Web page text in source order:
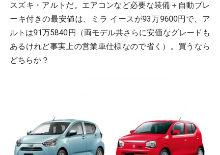
スズキ・アルトだ。エアコンなど必要な装備＋自動ブレ
ーキ付きの最安値は、ミラ イースが93万9600円で、ア
ルトは91万5840円（両モデル共さらに安価なグレードも
あるけれど事実上の営業車仕様なので省く）。買うなら
どちらか？